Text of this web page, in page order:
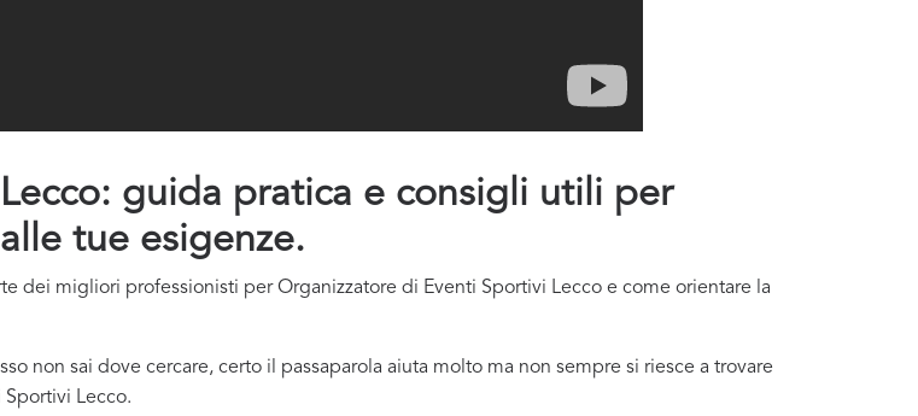
guida pratica e consigli utili per
tue esigenze.
dei migliori professionisti per Organizzatore di Eventi Sportivi Lecco e come orientare la
non sai dove cercare, certo il passaparola aiuta molto ma non sempre si riesce a trovare
Lecco.